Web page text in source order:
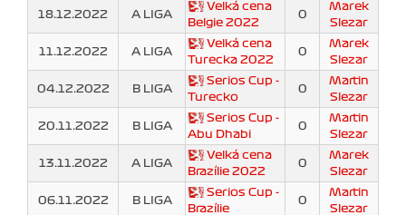
18.12.2022 A LIGA
Velká cena
Belgie 2022
0
Marek
Slezar
11.12.2022 A LIGA
Velká cena
Turecka 2022
0
Marek
Slezar
04.12.2022 B LIGA
Serios Cup -
Turecko
0
Martin
Slezar
20.11.2022 B LIGA
Serios Cup -
Abu Dhabi
0
Martin
Slezar
13.11.2022 A LIGA
Velká cena
Brazílie 2022
0
Marek
Slezar
06.11.2022 B LIGA
Serios Cup -
Brazílie
0
Martin
Slezar